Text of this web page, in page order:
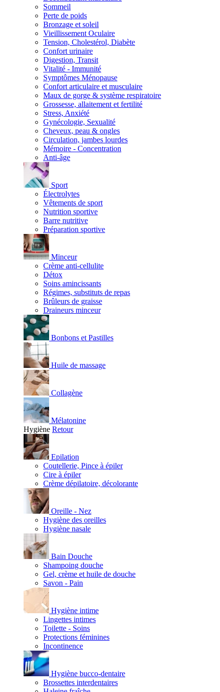
Sommeil
Perte de poids
Bronzage et soleil
Vieillissement Oculaire
Tension, Cholestérol, Diabète
Confort urinaire
Digestion, Transit
Vitalité - Immunité
Symptômes Ménopause
Confort articulaire et musculaire
Maux de gorge & système respiratoire
Grossesse, allaitement et fertilité
Stress, Anxiété
Gynécologie, Sexualité
Cheveux, peau & ongles
Circulation, jambes lourdes
Mémoire - Concentration
Anti-âge
Sport
Électrolytes
Vêtements de sport
Nutrition sportive
Barre nutritive
Préparation sportive
Minceur
Crème anti-cellulite
Détox
Soins amincissants
Régimes, substituts de repas
Brûleurs de graisse
Draineurs minceur
Bonbons et Pastilles
Huile de massage
Collagène
Mélatonine
Hygiène Retour
Epilation
Coutellerie, Pince à épiler
Cire à épiler
Crème dépilatoire, décolorante
Oreille - Nez
Hygiène des oreilles
Hygiène nasale
Bain Douche
Shampoing douche
Gel, crème et huile de douche
Savon - Pain
Hygiène intime
Lingettes intimes
Toilette - Soins
Protections féminines
Incontinence
Hygiène bucco-dentaire
Brossettes interdentaires